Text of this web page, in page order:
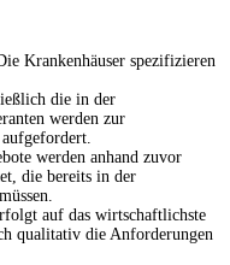
Krankenhäuser spezifizieren
die in der
werden zur
werden anhand zuvor
die bereits in der
auf das wirtschaftlichste
qualitativ die Anforderungen